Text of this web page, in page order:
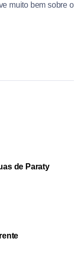
muito bem sobre o
de Paraty